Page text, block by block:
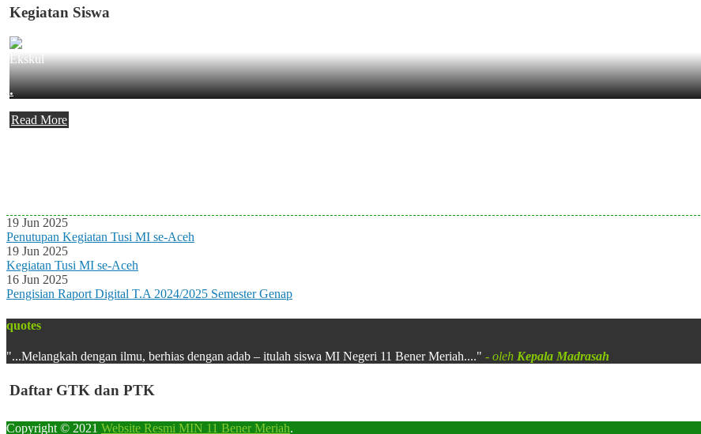
Kegiatan Siswa
Ekskul
.
Read More
19 Jun 2025
Penutupan Kegiatan Tusi MI se-Aceh
19 Jun 2025
Kegiatan Tusi MI se-Aceh
16 Jun 2025
Pengisian Raport Digital T.A 2024/2025 Semester Genap
quotes
"...Melangkah dengan ilmu, berhias dengan adab – itulah siswa MI Negeri 11 Bener Meriah...." - oleh Kepala Madrasah
Daftar GTK dan PTK
Copyright © 2021 Website Resmi MIN 11 Bener Meriah.